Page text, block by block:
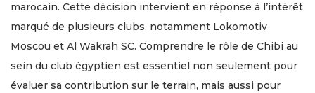
marocain. Cette décision intervient en réponse à l’intérêt
marqué de plusieurs clubs, notamment Lokomotiv
Moscou et Al Wakrah SC. Comprendre le rôle de Chibi au
sein du club égyptien est essentiel non seulement pour
évaluer sa contribution sur le terrain, mais aussi pour